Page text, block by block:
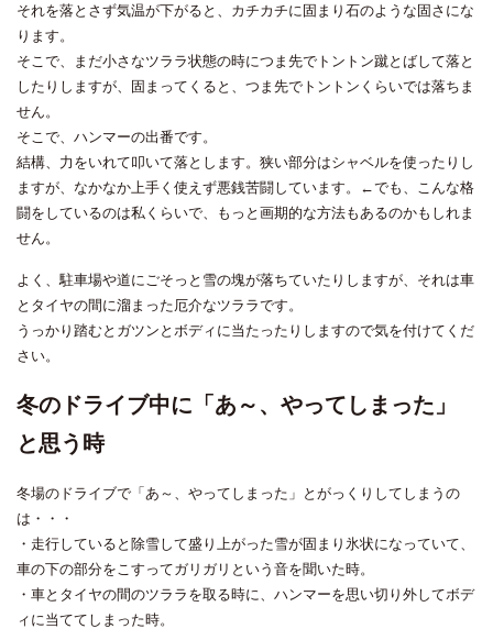
それを落とさず気温が下がると、カチカチに固まり石のような固さにな
ります。
そこで、まだ小さなツララ状態の時につま先でトントン蹴とばして落と
したりしますが、固まってくると、つま先でトントンくらいでは落ちま
せん。
そこで、ハンマーの出番です。
結構、力をいれて叩いて落とします。狭い部分はシャベルを使ったりし
ますが、なかなか上手く使えず悪銭苦闘しています。←でも、こんな格
闘をしているのは私くらいで、もっと画期的な方法もあるのかもしれま
せん。
よく、駐車場や道にごそっと雪の塊が落ちていたりしますが、それは車
とタイヤの間に溜まった厄介なツララです。
うっかり踏むとガツンとボディに当たったりしますので気を付けてくだ
さい。
冬のドライブ中に「あ～、やってしまった」
と思う時
冬場のドライブで「あ～、やってしまった」とがっくりしてしまうの
は・・・
・走行していると除雪して盛り上がった雪が固まり氷状になっていて、
車の下の部分をこすってガリガリという音を聞いた時。
・車とタイヤの間のツララを取る時に、ハンマーを思い切り外してボデ
ィに当ててしまった時。